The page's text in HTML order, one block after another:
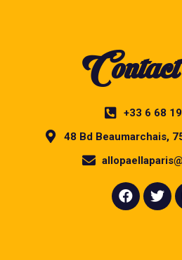
+33 6 68
48 Bd Beaumarchais,